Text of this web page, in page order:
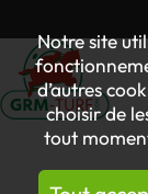
Notre site
d’autres
choisir de
tout